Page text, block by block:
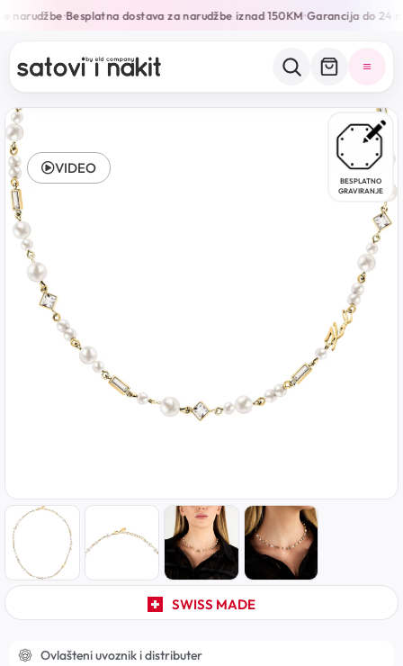
narudžbe•Besplatna dostava za narudžbe iznad 150KM•Garancija do 24
BESPLATNO
GRAVIRANJE
SWISS MADE
VIDEO
Ovlašteni uvoznik i distributer